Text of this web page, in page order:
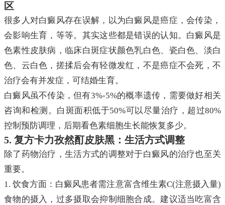
区
很多人对白癜风存在误解，以为白癜风是癌症，会传染，
会影响生育，等等。其实这些都是错误的认知。白癜风是
色素性皮肤病，临床白斑症状颜色乳白色、瓷白色、淡白
色、云白色，搓揉后会有轻微发红，不是癌症不会死，不
治疗会有并发症，可结婚生育。
白癜风虽不传染，但有3%-5%的概率遗传，需要做好相关
咨询和检测。白斑面积低于50%可以尽量治疗，超过80%
控制预防调理，后期看色素细胞生长能恢复多少。
5. 复方卡力孜然酊皮肤黑：生活方式调整
除了药物治疗，生活方式的调整对于白癜风的治疗也至关
重要。
1. 饮食方面：白癜风患者需注意富含维生素C(注意摄入量)
食物的摄入，过多摄取会抑制细胞合成。建议适当吃富含